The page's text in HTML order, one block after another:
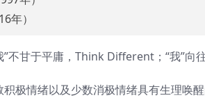
年）
不甘于平庸，Think Different；“我”向
极情绪以及少数消极情绪具有生理唤